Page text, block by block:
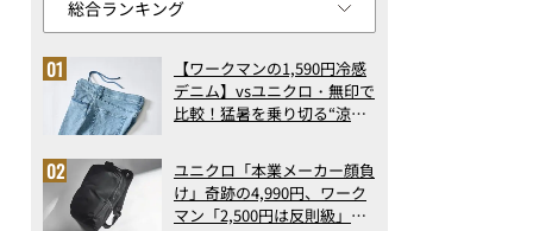
【ワークマンの1,590円冷感
デニム】vsユニクロ・無印で
比較！猛暑を乗り切る“涼感
で決定版
ユニクロ「本業メーカー顔負
け」奇跡の4,990円、ワーク
マン「2,500円は反則級」凄